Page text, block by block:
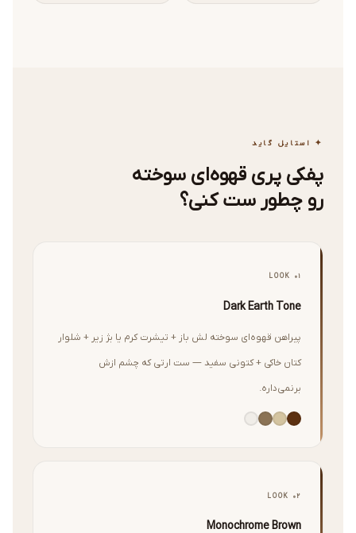
✦ استایل گاید
پفکی پری قهوه‌ای سوخته
رو چطور ست کنی؟
LOOK 01
Dark Earth Tone
پیراهن قهوه‌ای سوخته لش باز + تیشرت کرم یا بژ زیر + شلوار
کتان خاکی + کتونی سفید — ست ارتی که چشم ازش
برنمی‌داره.
LOOK 02
Monochrome Brown